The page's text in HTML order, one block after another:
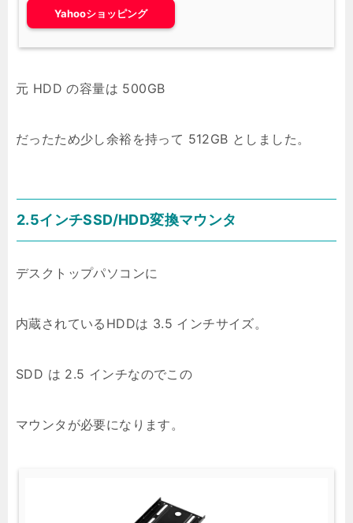
Yahooショッピング
元 HDD の容量は 500GB
だったため少し余裕を持って 512GB としました。
2.5インチSSD/HDD変換マウンタ
デスクトップパソコンに
内蔵されているHDDは 3.5 インチサイズ。
SDD は 2.5 インチなのでこの
マウンタが必要になります。